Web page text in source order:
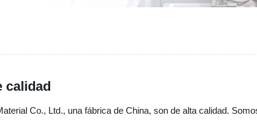
calidad
Co., Ltd., una fábrica de China, son de alta calidad.